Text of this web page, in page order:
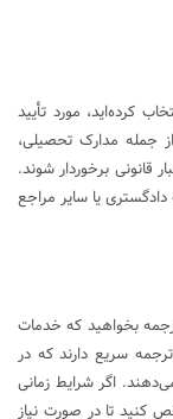
کرده‌اید، مورد تأیید
جمله مدارک تحصیلی،
قانونی برخوردار شوند.
دادگستری یا سایر مراجع
بخواهید که خدمات
سریع دارند که در
اگر شرایط زمانی
کنید تا در صورت نیاز